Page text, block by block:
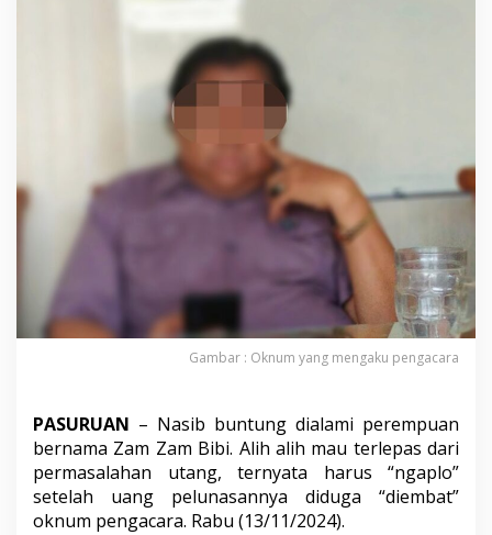
P
R
D
i
d
u
a
m
a
k
n
u
m
P
e
Gambar : Oknum yang mengaku pengacara
PASURUAN – Nasib buntung dialami perempuan
bernama Zam Zam Bibi. Alih alih mau terlepas dari
permasalahan utang, ternyata harus “ngaplo”
setelah uang pelunasannya diduga “diembat”
oknum pengacara. Rabu (13/11/2024).